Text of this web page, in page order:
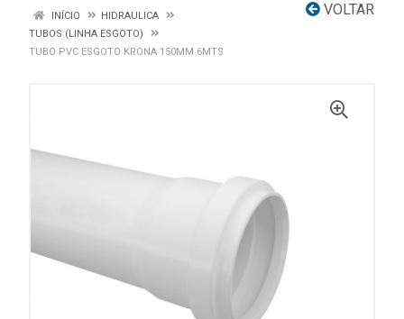
VOLTAR
INÍCIO
HIDRAULICA
TUBOS (LINHA ESGOTO)
TUBO PVC ESGOTO KRONA 150MM 6MTS